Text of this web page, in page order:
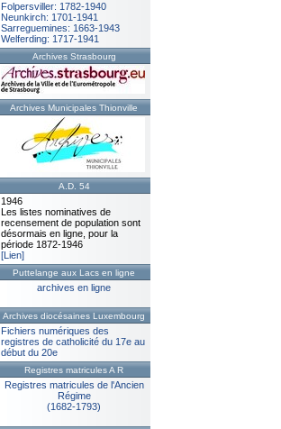
Folpersviller: 1782-1940
Neunkirch: 1701-1941
Sarreguemines: 1663-1943
Welferding: 1717-1941
Archives Strasbourg
Archives Municipales Thionville
A.D. 54
1946
Les listes nominatives de
recensement de population sont
désormais en ligne, pour la
période 1872-1946
[Lien]
Puttelange aux Lacs en ligne
archives en ligne
Archives diocésaines Luxembourg
Fichiers numériques des
registres de catholicité du 17e au
début du 20e
Registres matricules A R
Registres matricules de l'Ancien
Régime
(1682-1793)